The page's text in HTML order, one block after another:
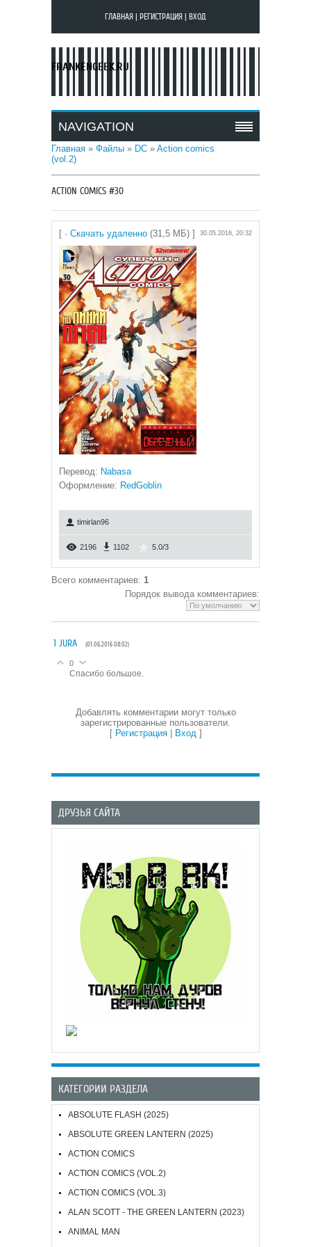
ГЛАВНАЯ РЕГИСТРАЦИЯ ВХОД
FRANKENGEEK.RU
NAVIGATION
Главная » Файлы » DC » Action comics
(vol.2)
ACTION COMICS #30
[ · Скачать удаленно (31,5 МБ) ] 30.05.2016, 20:32
Перевод: Nabasa
Оформление: RedGoblin
timirlan96
2196 1102 5.0/3
Всего комментариев: 1
Порядок вывода комментариев:
1 JURA (01.06.2016 08:02)
0
Спасибо большое.
Добавлять комментарии могут только
зарегистрированные пользователи.
[ Регистрация| Вход]
ДРУЗЬЯ САЙТА
КАТЕГОРИИ РАЗДЕЛА
ABSOLUTE FLASH (2025)
ABSOLUTE GREEN LANTERN (2025)
ACTION COMICS
ACTION COMICS (VOL.2)
ACTION COMICS (VOL.3)
ALAN SCOTT - THE GREEN LANTERN (2023)
ANIMAL MAN